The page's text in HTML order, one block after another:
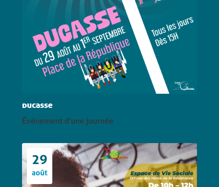
ducasse
Événement d'une journée
29
août